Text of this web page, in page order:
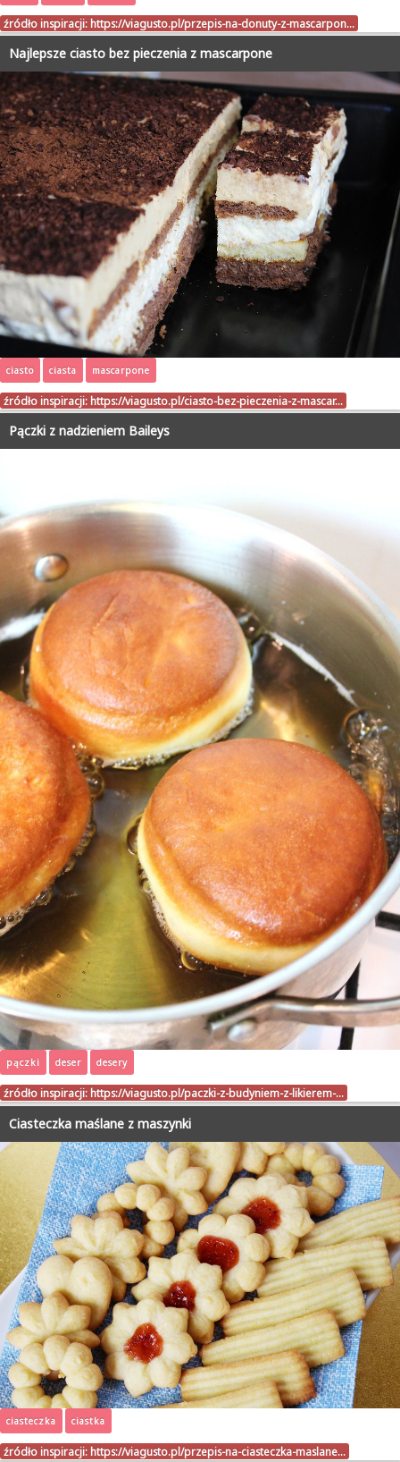
źródło inspiracji: https://viagusto.pl/przepis-na-donuty-z-mascarpon…
Najlepsze ciasto bez pieczenia z mascarpone
ciasto ciasta mascarpone
źródło inspiracji: https://viagusto.pl/ciasto-bez-pieczenia-z-mascar…
Pączki z nadzieniem Baileys
pączki deser desery
źródło inspiracji: https://viagusto.pl/paczki-z-budyniem-z-likierem-…
Ciasteczka maślane z maszynki
ciasteczka ciastka
źródło inspiracji: https://viagusto.pl/przepis-na-ciasteczka-maslane…